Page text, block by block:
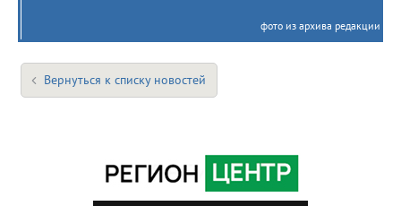
фото из архива редакции
Вернуться к списку новостей